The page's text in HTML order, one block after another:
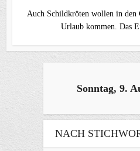
Auch Schildkröten wollen in den
Urlaub kommen. Das
Sonntag, 9.
NACH